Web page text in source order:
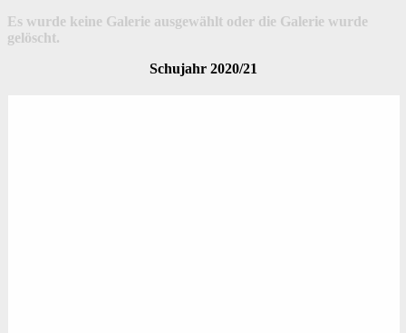
Es wurde keine Galerie ausgewählt oder die Galerie wurde
gelöscht.
Schujahr 2020/21